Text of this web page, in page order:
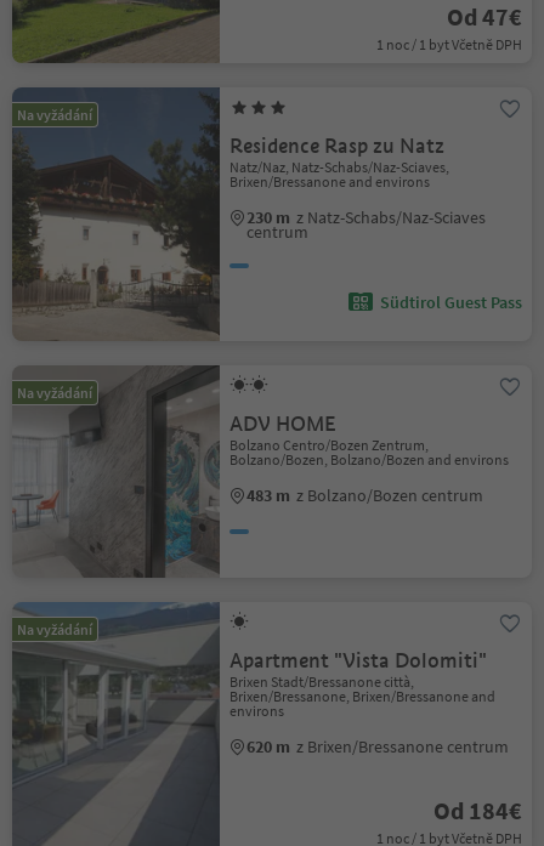
Od 47€
1 noc / 1 byt Včetně DPH
Na vyžádání
Residence Rasp zu Natz
Natz/Naz, Natz-Schabs/Naz-Sciaves,
Brixen/Bressanone and environs
230 m z Natz-Schabs/Naz-Sciaves
centrum
Südtirol Guest Pass
Na vyžádání
ADV HOME
Bolzano Centro/Bozen Zentrum,
Bolzano/Bozen, Bolzano/Bozen and environs
483 m z Bolzano/Bozen centrum
Na vyžádání
Apartment "Vista Dolomiti"
Brixen Stadt/Bressanone città,
Brixen/Bressanone, Brixen/Bressanone and
environs
620 m z Brixen/Bressanone centrum
Od 184€
1 noc / 1 byt Včetně DPH